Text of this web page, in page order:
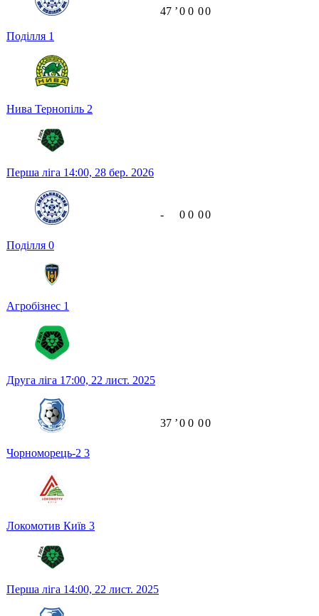
Поділля 1
Нива Тернопіль 2
47 ʼ0 0 00
Перша ліга 14:00, 28 бер. 2026
Поділля 0
Агробізнес 1
- 0 0 00
Друга ліга 17:00, 22 лист. 2025
Чорноморець-2 3
Локомотив Київ 3
37 ʼ0 0 00
Перша ліга 14:00, 22 лист. 2025